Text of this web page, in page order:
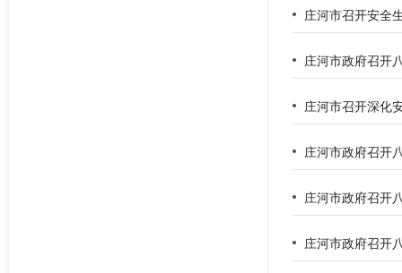
庄河市召开安全
庄河市政府召开
庄河市召开深化
庄河市政府召开
庄河市政府召开
庄河市政府召开